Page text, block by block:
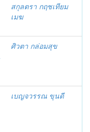
สกุลตรา กฤชเทียม
เมฆ
ศิวตา กล่อมสุข
เบญจวรรณ ขุนดี